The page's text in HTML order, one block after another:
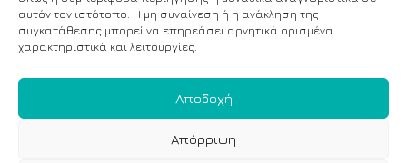
αυτόν τον ιστότοπο. Η μη συναίνεση ή η ανάκληση της
συγκατάθεσης μπορεί να επηρεάσει αρνητικά ορισμένα
χαρακτηριστικά και λειτουργίες.
Αποδοχή
Απόρριψη